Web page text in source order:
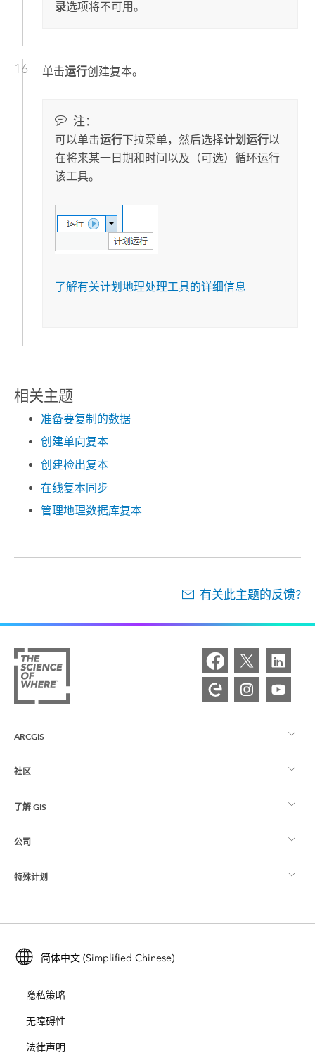
录选项将不可用。
单击运行创建复本。
注：
可以单击运行下拉菜单，然后选择计划运行以
在将来某一日期和时间以及（可选）循环运行
该工具。
了解有关计划地理处理工具的详细信息
相关主题
准备要复制的数据
创建单向复本
创建检出复本
在线复本同步
管理地理数据库复本
有关此主题的反馈?
ARCGIS
ArcGIS 概览
制图
Esri Store
社区
Esri 社区
ArcGIS 博客
用户研究和测试
Esri 年轻专家关系网
了解 GIS
什么是 GIS？
位置智能
培训
ArcUser
ArcNews
ArcWatch
公司
关于 Esri
招贤纳士
开放视野
特殊计划
ArcGIS for Student Use
保护
简体中文 (Simplified Chinese)
隐私策略
无障碍性
法律声明